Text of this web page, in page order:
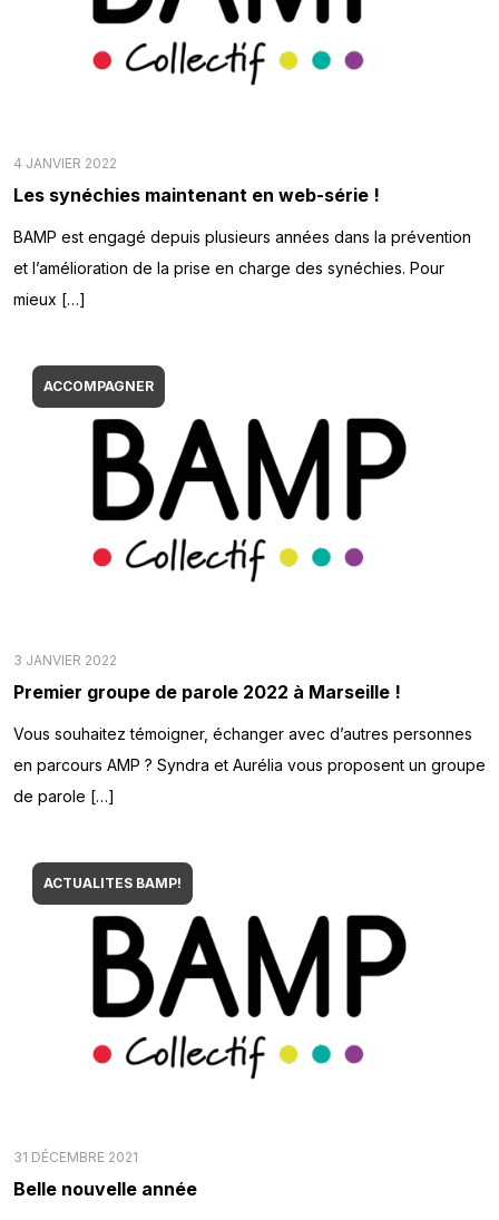
4 JANVIER 2022
Les synéchies maintenant en web-série !
BAMP est engagé depuis plusieurs années dans la prévention
et l’amélioration de la prise en charge des synéchies. Pour
mieux […]
ACCOMPAGNER
3 JANVIER 2022
Premier groupe de parole 2022 à Marseille !
Vous souhaitez témoigner, échanger avec d’autres personnes
en parcours AMP ? Syndra et Aurélia vous proposent un groupe
de parole […]
ACTUALITES BAMP!
31 DÉCEMBRE 2021
Belle nouvelle année